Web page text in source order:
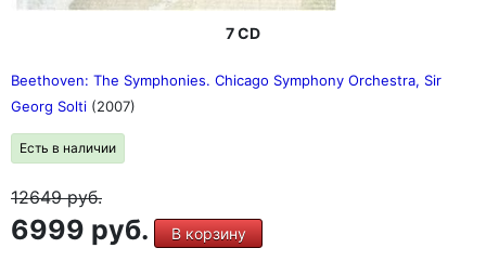
7 CD
Beethoven: The Symphonies. Chicago Symphony Orchestra, Sir
Georg Solti (2007)
Есть в наличии
12649руб.
6999 руб. В корзину